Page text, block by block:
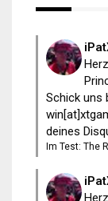
Schick uns
deines
Im Test: The